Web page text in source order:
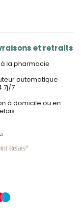
et retraits
la pharmacie
automatique
7j/7
à domicile ou en